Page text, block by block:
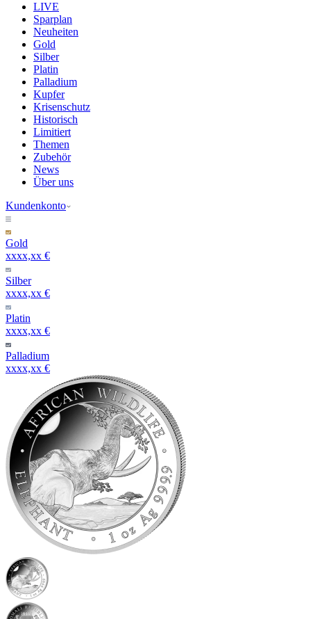
LIVE
Sparplan
Neuheiten
Gold
Silber
Platin
Palladium
Kupfer
Krisenschutz
Historisch
Limitiert
Themen
Zubehör
News
Über uns
Kundenkonto
Gold
xxxx,xx €
Silber
xxxx,xx €
Platin
xxxx,xx €
Palladium
xxxx,xx €